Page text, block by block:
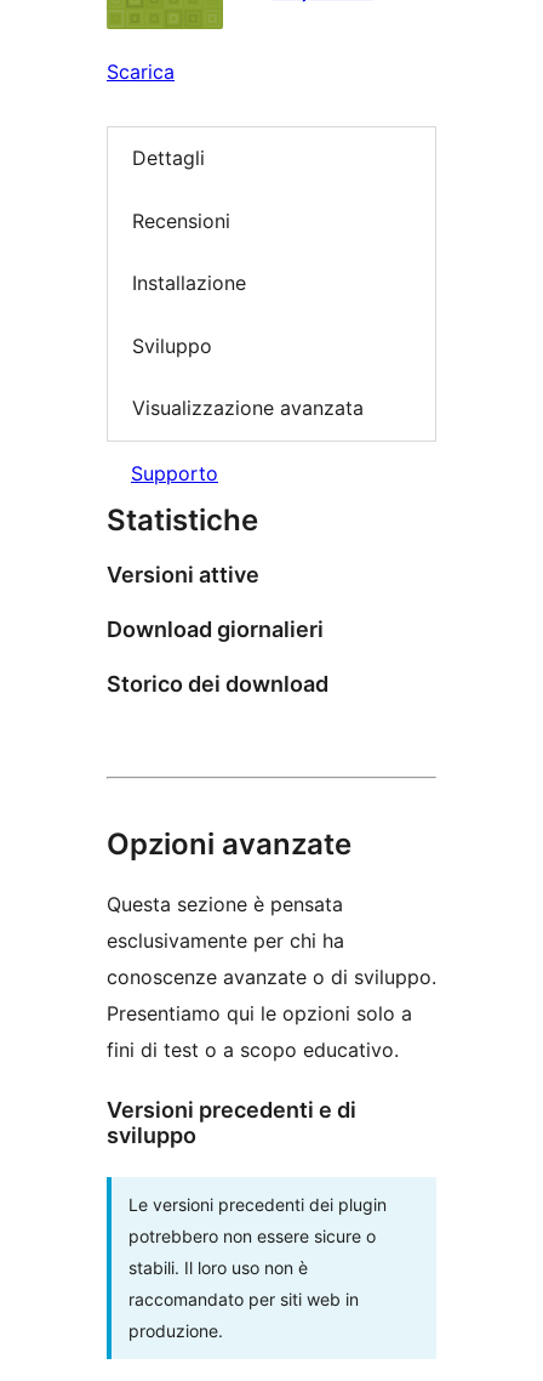
Scarica
Dettagli
Recensioni
Installazione
Sviluppo
Visualizzazione avanzata
Supporto
Statistiche
Versioni attive
Download giornalieri
Storico dei download
Opzioni avanzate
Questa sezione è pensata
esclusivamente per chi ha
conoscenze avanzate o di sviluppo.
Presentiamo qui le opzioni solo a
fini di test o a scopo educativo.
Versioni precedenti e di
sviluppo
Le versioni precedenti dei plugin
potrebbero non essere sicure o
stabili. Il loro uso non è
raccomandato per siti web in
produzione.